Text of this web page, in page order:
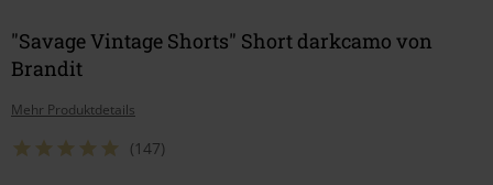
"Savage Vintage Shorts" Short darkcamo von
Brandit
Mehr Produktdetails
(147)